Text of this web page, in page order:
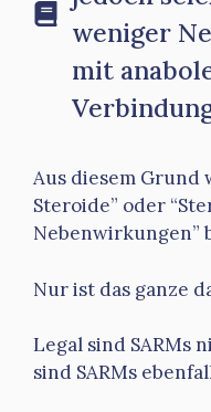
weniger
mit
Aus diesem Grund
Steroide” oder
Nebenwirkungen”
Nur ist das ganze
Legal sind SARMs
sind SARMs